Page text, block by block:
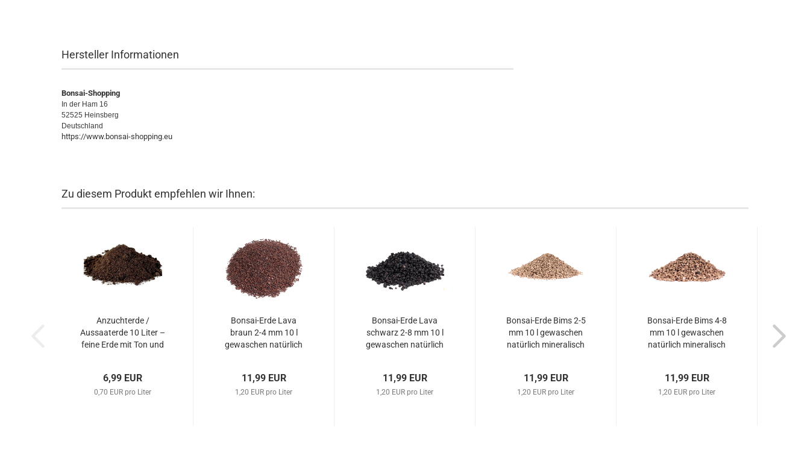
Hersteller Informationen
Bonsai-Shopping
In der Ham 16
52525 Heinsberg
Deutschland
https://www.bonsai-shopping.eu
Zu diesem Produkt empfehlen wir Ihnen:
Anzuchterde /
Aussaaterde 10 Liter –
feine Erde mit Ton und
6,99 EUR
0,70 EUR pro Liter
Bonsai-Erde Lava
braun 2-4 mm 10 l
gewaschen natürlich
11,99 EUR
1,20 EUR pro Liter
Bonsai-Erde Lava
schwarz 2-8 mm 10 l
gewaschen natürlich
11,99 EUR
1,20 EUR pro Liter
Bonsai-Erde Bims 2-5
mm 10 l gewaschen
natürlich mineralisch
11,99 EUR
1,20 EUR pro Liter
Bonsai-Erde Bims 4-8
mm 10 l gewaschen
natürlich mineralisch
11,99 EUR
1,20 EUR pro Liter